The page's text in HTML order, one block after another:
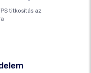
titkosítás az